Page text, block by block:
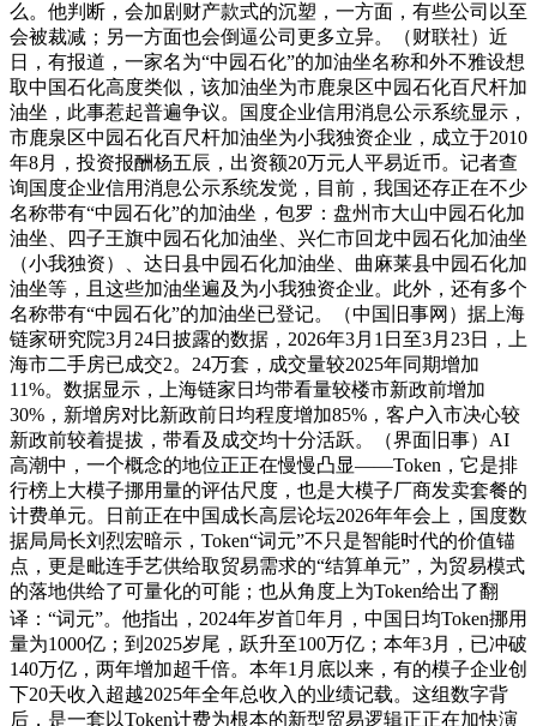
么。他判断，会加剧财产款式的沉塑，一方面，有些公司以至
会被裁减；另一方面也会倒逼公司更多立异。（财联社）近
日，有报道，一家名为“中园石化”的加油坐名称和外不雅设想
取中国石化高度类似，该加油坐为市鹿泉区中园石化百尺杆加
油坐，此事惹起普遍争议。国度企业信用消息公示系统显示，
市鹿泉区中园石化百尺杆加油坐为小我独资企业，成立于2010
年8月，投资报酬杨五辰，出资额20万元人平易近币。记者查
询国度企业信用消息公示系统发觉，目前，我国还存正在不少
名称带有“中园石化”的加油坐，包罗：盘州市大山中园石化加
油坐、四子王旗中园石化加油坐、兴仁市回龙中园石化加油坐
（小我独资）、达日县中园石化加油坐、曲麻莱县中园石化加
油坐等，且这些加油坐遍及为小我独资企业。此外，还有多个
名称带有“中园石化”的加油坐已登记。（中国旧事网）据上海
链家研究院3月24日披露的数据，2026年3月1日至3月23日，上
海市二手房已成交2。24万套，成交量较2025年同期增加
11%。数据显示，上海链家日均带看量较楼市新政前增加
30%，新增房对比新政前日均程度增加85%，客户入市决心较
新政前较着提拔，带看及成交均十分活跃。（界面旧事）AI
高潮中，一个概念的地位正正在慢慢凸显——Token，它是排
行榜上大模子挪用量的评估尺度，也是大模子厂商发卖套餐的
计费单元。日前正在中国成长高层论坛2026年年会上，国度数
据局局长刘烈宏暗示，Token“词元”不只是智能时代的价值锚
点，更是毗连手艺供给取贸易需求的“结算单元”，为贸易模式
的落地供给了可量化的可能；也从角度上为Token给出了翻
译：“词元”。他指出，2024年岁首年月，中国日均Token挪用
量为1000亿；到2025岁尾，跃升至100万亿；本年3月，已冲破
140万亿，两年增加超千倍。本年1月底以来，有的模子企业创
下20天收入超越2025年全年总收入的业绩记载。这组数字背
后，是一套以Token计费为根本的新型贸易逻辑正正在加快演